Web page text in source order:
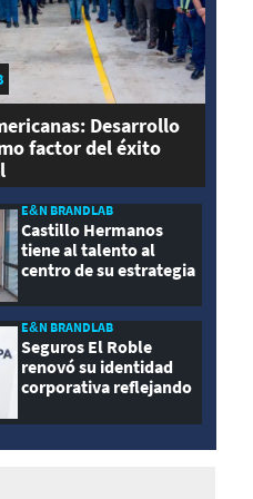
Desarrollo
factor del éxito
E&N BRANDLAB
Castillo Hermanos
tiene al talento al
centro de su estrategia
E&N BRANDLAB
Seguros El Roble
renovó su identidad
corporativa reflejando
modernidad